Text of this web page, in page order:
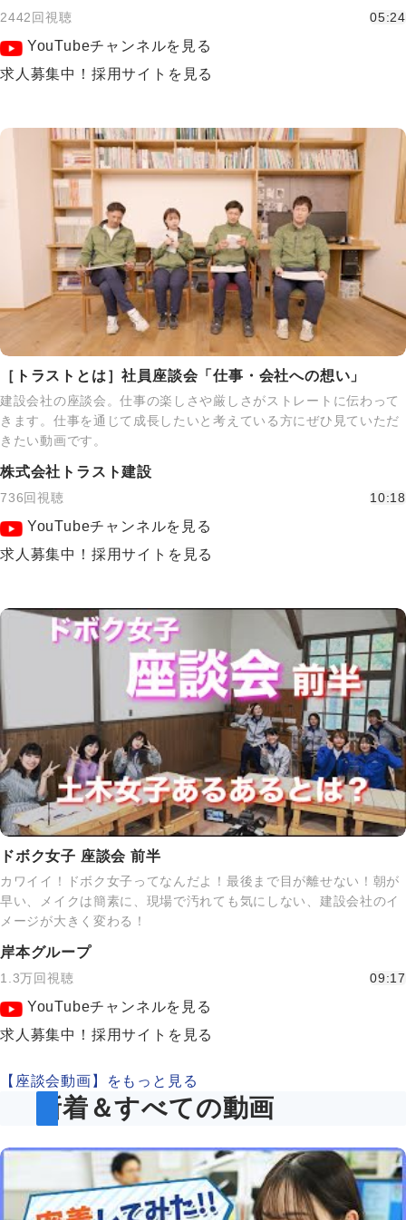
2442回視聴 05:24
YouTubeチャンネルを見る
求人募集中！採用サイトを見る
［トラストとは］社員座談会「仕事・会社への想い」
建設会社の座談会。仕事の楽しさや厳しさがストレートに伝わって
きます。仕事を通じて成長したいと考えている方にぜひ見ていただ
きたい動画です。
株式会社トラスト建設
736回視聴 10:18
YouTubeチャンネルを見る
求人募集中！採用サイトを見る
ドボク女子 座談会 前半
カワイイ！ドボク女子ってなんだよ！最後まで目が離せない！朝が
早い、メイクは簡素に、現場で汚れても気にしない、建設会社のイ
メージが大きく変わる！
岸本グループ
1.3万回視聴 09:17
YouTubeチャンネルを見る
求人募集中！採用サイトを見る
【座談会動画】をもっと見る
新着＆すべての動画